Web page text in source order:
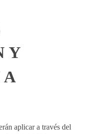
Y
A
aplicar a través del